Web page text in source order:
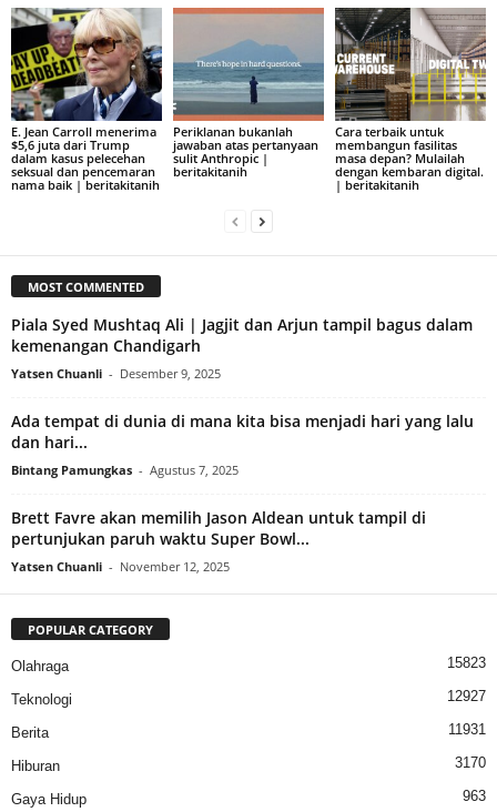
E. Jean Carroll menerima
$5,6 juta dari Trump
dalam kasus pelecehan
seksual dan pencemaran
nama baik | beritakitanih
Periklanan bukanlah
jawaban atas pertanyaan
sulit Anthropic |
beritakitanih
Cara terbaik untuk
membangun fasilitas
masa depan? Mulailah
dengan kembaran digital.
| beritakitanih
MOST COMMENTED
Piala Syed Mushtaq Ali | Jagjit dan Arjun tampil bagus dalam
kemenangan Chandigarh
Yatsen Chuanli - Desember 9, 2025
Ada tempat di dunia di mana kita bisa menjadi hari yang lalu
dan hari...
Bintang Pamungkas - Agustus 7, 2025
Brett Favre akan memilih Jason Aldean untuk tampil di
pertunjukan paruh waktu Super Bowl...
Yatsen Chuanli - November 12, 2025
POPULAR CATEGORY
Olahraga 15823
Teknologi 12927
Berita 11931
Hiburan 3170
Gaya Hidup 963